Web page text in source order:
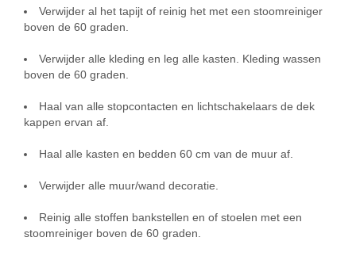
Verwijder al het tapijt of reinig het met een stoomreiniger
boven de 60 graden.
Verwijder alle kleding en leg alle kasten. Kleding wassen
boven de 60 graden.
Haal van alle stopcontacten en lichtschakelaars de dek
kappen ervan af.
Haal alle kasten en bedden 60 cm van de muur af.
Verwijder alle muur/wand decoratie.
Reinig alle stoffen bankstellen en of stoelen met een
stoomreiniger boven de 60 graden.